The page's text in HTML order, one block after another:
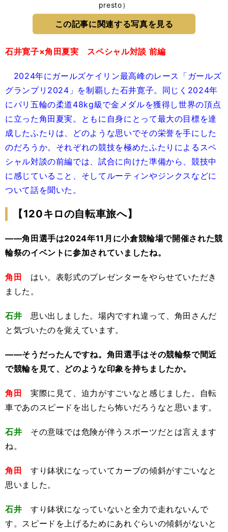
presto）
この記事に関連する写真を見る
石井寛子×角田夏実 スペシャル対談 前編
2024年にガールズケイリン最高峰のレース「ガールズ
グランプリ2024」を制覇した石井寛子。同じく2024年
にパリ五輪の柔道48kg級で金メダルを獲得し世界の頂点
に立った角田夏実。ともに自身にとって最大の目標を達
成したふたりは、どのような思いでその栄誉を手にした
のだろうか。それぞれの競技を極めたふたりによるスペ
シャル対談の前編では、試合に向けた準備から、競技中
に感じていること、そしてルーティンやジンクスなどに
ついて話を聞いた。
【120キロの自転車旅へ】
――角田選手は2024年11月に小倉競輪場で開催された競
輪祭のイベントに参加されていましたね。
角田
はい。表彰式のプレゼンターをやらせていただき
ました。
石井 思い出しました。場内ですれ違って、角田さんだ
と気づいたのを覚えています。
――そうだったんですね。角田選手はその競輪祭で間近
で競輪を見て、どのような印象を持ちましたか。
角田
実際に見て、迫力がすごいなと感じました。自転
車であのスピードを出したら怖いだろうなと思います。
石井 その意味では危険が伴うスポーツだとは言えます
ね。
角田
すり鉢状になっていてカーブの傾斜がすごいなと
思いました。
石井 すり鉢状になっていないと全力で走れないんで
す。スピードを上げるためにあれぐらいの傾斜がないと